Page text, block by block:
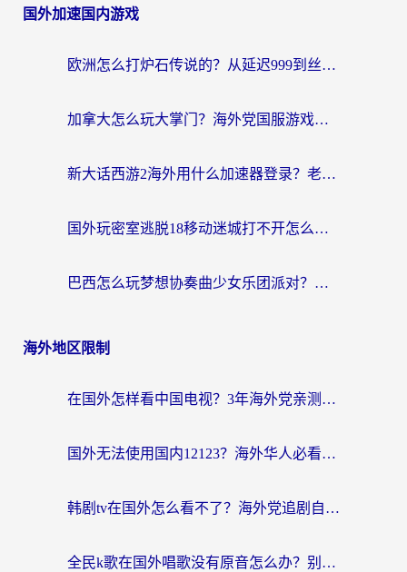
国外加速国内游戏
欧洲怎么打炉石传说的？从延迟999到丝滑上分，我找到了靠谱加速器
加拿大怎么玩大掌门？海外党国服游戏加速避坑指南（附实用工具推荐）
新大话西游2海外用什么加速器登录？老玩家亲测有效的国服游戏加速指南
国外玩密室逃脱18移动迷城打不开怎么办？海外玩家亲测有效的解决指南
巴西怎么玩梦想协奏曲少女乐团派对？海外党必看的国服游戏加速全攻略（附波兰天涯明月刀实用技巧）
海外地区限制
在国外怎样看中国电视？3年海外党亲测有效的追剧加速器指南
国外无法使用国内12123？海外华人必看：选对回国加速器，解决迪拜语音+12123访问难题
韩剧tv在国外怎么看不了？海外党追剧自由的终极解决方案来了
全民k歌在国外唱歌没有原音怎么办？别让地域限制毁了你的麦霸时刻